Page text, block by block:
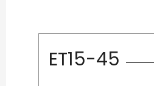
ET15-45